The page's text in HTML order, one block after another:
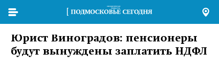
Юрист Виноградов: пенсионеры
будут вынуждены заплатить НДФЛ